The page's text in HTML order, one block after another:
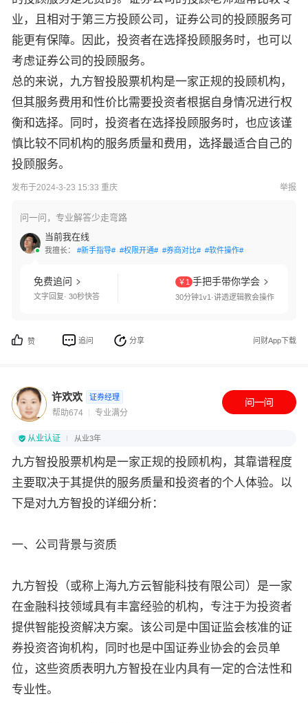
业，且相对于第三方投顾公司，证券公司的投顾服务可
能更有保障。因此，投资者在选择投顾服务时，也可以
考虑证券公司的投顾服务。
总的来说，九方智投股票机构是一家正规的投顾机构，
但其服务费用和性价比需要投资者根据自身情况进行权
衡和选择。同时，投资者在选择投顾服务时，也应该谨
慎比较不同机构的服务质量和费用，选择最适合自己的
投顾服务。
发布于2024-3-23 15:33 重庆 举报
问一问，专业解答少走弯路
当前我在线
我擅长： #新手指导# #权限开通# #券商对比# #软件操作#
免费追问
文字回复· 30秒快答
￥1 手把手带你学会
30分钟1v1·讲透逻辑教会操作
赞 追问 分享 问财App下载
许欢欢 证券经理
帮助674 专业满分
从业认证 从业3年
九方智投股票机构是一家正规的投顾机构，其靠谱程度
主要取决于其提供的服务质量和投资者的个人体验。以
下是对九方智投的详细分析：
一、公司背景与资质
九方智投（或称上海九方云智能科技有限公司）是一家
在金融科技领域具有丰富经验的机构，专注于为投资者
提供智能投资解决方案。该公司是中国证监会核准的证
券投资咨询机构，同时也是中国证券业协会的会员单
位，这些资质表明九方智投在业内具有一定的合法性和
专业性。